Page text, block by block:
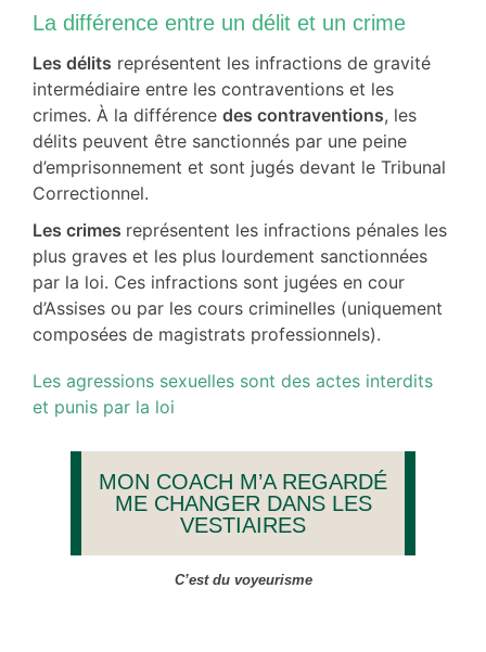
La différence entre un délit et un crime
Les délits représentent les infractions de gravité
intermédiaire entre les contraventions et les
crimes. À la différence des contraventions, les
délits peuvent être sanctionnés par une peine
d’emprisonnement et sont jugés devant le Tribunal
Correctionnel.
Les crimes représentent les infractions pénales les
plus graves et les plus lourdement sanctionnées
par la loi. Ces infractions sont jugées en cour
d’Assises ou par les cours criminelles (uniquement
composées de magistrats professionnels).
Les agressions sexuelles sont des actes interdits
et punis par la loi
MON COACH M’A REGARDÉ
ME CHANGER DANS LES
VESTIAIRES
C’est du voyeurisme